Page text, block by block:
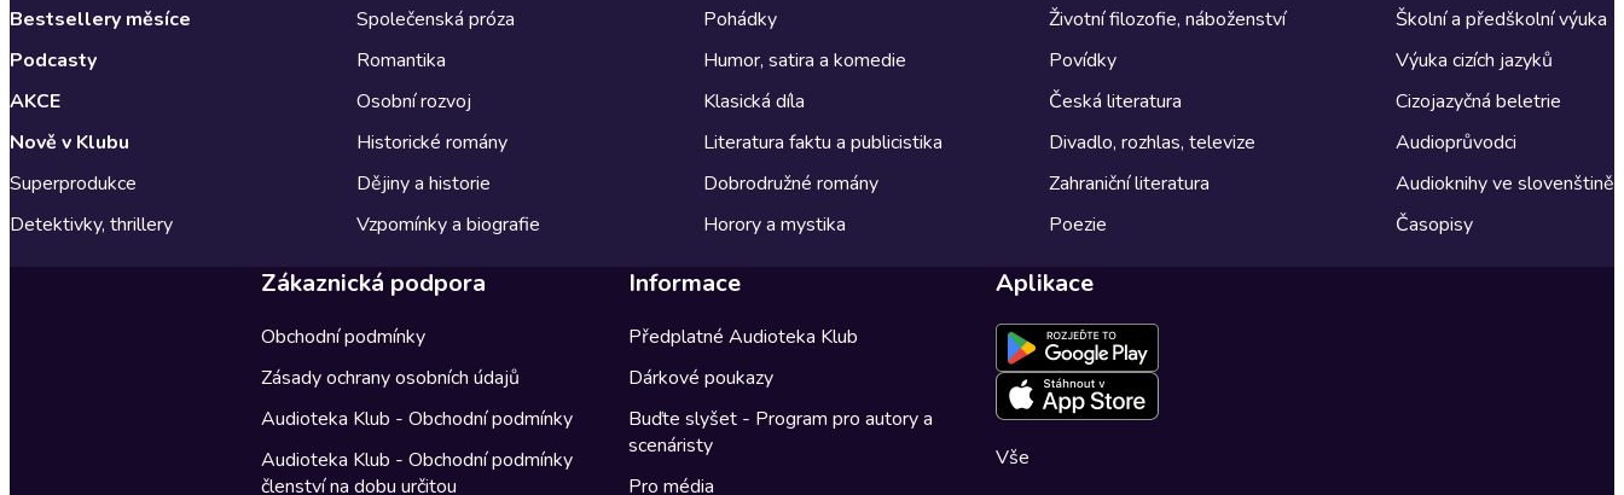
Bestsellery měsíce
Podcasty
AKCE
Nově v Klubu
Superprodukce
Detektivky, thrillery
Společenská próza
Romantika
Osobní rozvoj
Historické romány
Dějiny a historie
Vzpomínky a biografie
Pohádky
Humor, satira a komedie
Klasická díla
Literatura faktu a publicistika
Dobrodružné romány
Horory a mystika
Životní filozofie, náboženství
Povídky
Česká literatura
Divadlo, rozhlas, televize
Zahraniční literatura
Poezie
Školní a předškolní výuka
Výuka cizích jazyků
Cizojazyčná beletrie
Audioprůvodci
Audioknihy ve slovenštině
Časopisy
Zákaznická podpora
Obchodní podmínky
Zásady ochrany osobních údajů
Audioteka Klub - Obchodní podmínky
Audioteka Klub - Obchodní podmínky
členství na dobu určitou
Informace
Předplatné Audioteka Klub
Dárkové poukazy
Buďte slyšet - Program pro autory a
scenáristy
Pro média
Aplikace
Vše